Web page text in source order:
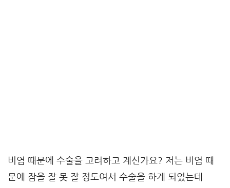
비염 때문에 수술을 고려하고 계신가요? 저는 비염 때
문에 잠을 잘 못 잘 정도여서 수술을 하게 되었는데